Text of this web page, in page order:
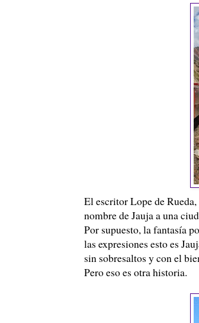
El escritorLopede
nombre de Jauja a una
Por supuesto, la fantasía
las expresiones esto es
sin sobresaltos y con el
Pero eso es otra historia.